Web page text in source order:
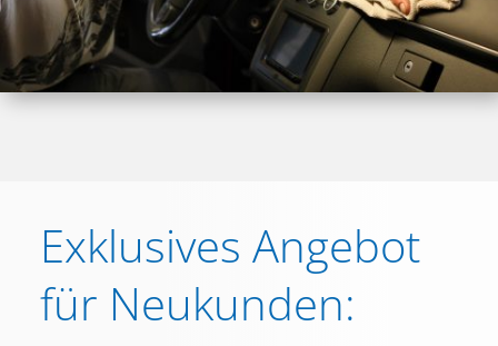
Exklusives Angebot
für Neukunden: